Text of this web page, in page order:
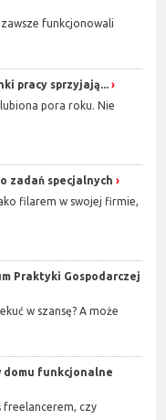
funkcjonowali
pracy sprzyjają...
pora roku. Nie
zadań specjalnych
filarem w swojej firmie,
Praktyki Gospodarczej
w szansę? A może
domu funkcjonalne
freelancerem, czy